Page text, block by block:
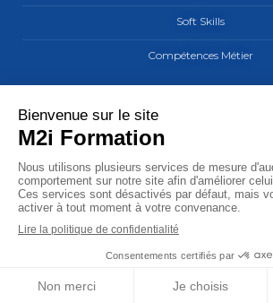
Soft Skills
Compétences Métier
Les sites du groupe M2i
MaCarrière by M2i
M2i Formation
M2i Learning